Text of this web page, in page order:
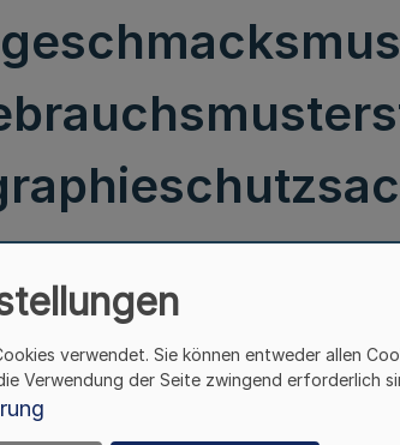
Verordnung
Zuweisung von
,
,
verwendet. Sie können entweder allen
Verwendung der Seite zwingend erforderlich